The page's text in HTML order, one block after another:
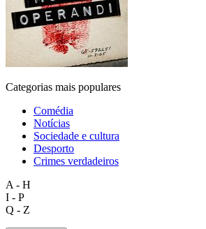
Categorias mais populares
Comédia
Notícias
Sociedade e cultura
Desporto
Crimes verdadeiros
A - H
I - P
Q - Z